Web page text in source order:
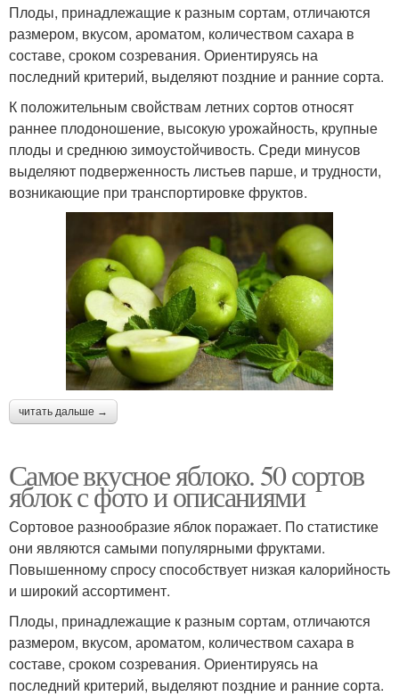
Плоды, принадлежащие к разным сортам, отличаются
размером, вкусом, ароматом, количеством сахара в
составе, сроком созревания. Ориентируясь на
последний критерий, выделяют поздние и ранние сорта.
К положительным свойствам летних сортов относят
раннее плодоношение, высокую урожайность, крупные
плоды и среднюю зимоустойчивость. Среди минусов
выделяют подверженность листьев парше, и трудности,
возникающие при транспортировке фруктов.
читать дальше →
Самое вкусное яблоко. 50 сортов
яблок с фото и описаниями
Сортовое разнообразие яблок поражает. По статистике
они являются самыми популярными фруктами.
Повышенному спросу способствует низкая калорийность
и широкий ассортимент.
Плоды, принадлежащие к разным сортам, отличаются
размером, вкусом, ароматом, количеством сахара в
составе, сроком созревания. Ориентируясь на
последний критерий, выделяют поздние и ранние сорта.